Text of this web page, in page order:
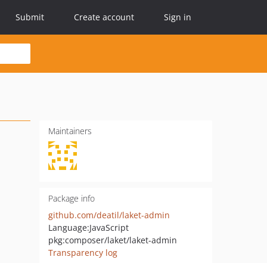
Submit Create account Sign in
Maintainers
Package info
github.com/deatil/laket-admin
Language:JavaScript
pkg:composer/laket/laket-admin
Transparency log